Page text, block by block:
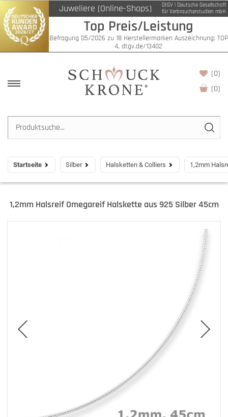
Juweliere (Online-Shops)
DtGV | Deutsche Gesellschaft
für Verbraucherstudien mbH
Top Preis/Leistung
Befragung 05/2026 zu 18 Herstellermarken Auszeichnung: TOP
4, dtgv.de/13402
(0)
(0)
Startseite Silber Halsketten & Colliers 1,2mm
1,2mm Halsreif Omegareif Halskette aus 925 Silber 45cm